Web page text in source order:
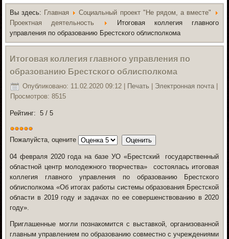
Вы здесь: Главная
Социальный проект "Не рядом, а вместе"
Проектная деятельность
Итоговая коллегия главного
управления по образованию Брестского облисполкома
Итоговая коллегия главного управления по
образованию Брестского облисполкома
Опубликовано: 11.02.2020 09:12 Печать Электронная почта
Просмотров: 8515
Рейтинг:5 /5
Пожалуйста, оцените
04 февраля 2020 годана базе УО «Брестский государственный
областной центр молодежного творчества» состоялась итоговая
коллегия главного управления по образованию Брестского
облисполкома«Об итогах работы системы образования Брестской
области в 2019 году и задачах по ее совершенствованию в 2020
году».
Приглашенные могли познакомится с выставкой, организованной
главным управлением по образованию совместно с учреждениями